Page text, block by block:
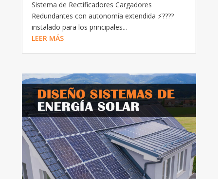
Sistema de Rectificadores Cargadores
Redundantes con autonomía extendida ⚡?‍??‍?
instalado para los principales...
LEER MÁS